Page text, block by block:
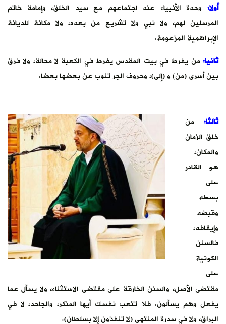
أولا: وحدة الأنبياء عند اجتماعهم مع سيد الخلق، وإمامة خاتم
المرسلين لهم، ولا نبي ولا تشريع من بعده، ولا مكانة للديانة
الإبراهمية المزعومة.
ثانيا:من يفرط في بيت المقدس يفرط في الكعبة لا محالة، ولا فرق
بين أسرى (من) و (إلى)، وحروف الجر تنوب عن بعضها بعضا.
ثالثا: من
خلق الزمان
والمكان،
هو القادر
على
بسطه
وقبضه
وإيقافه،
فالسنن
الكونية
على
مقتضى الأصل، والسنن الخارقة على مقتضى الاستثناء، ولا يسأل عما
يفعل وهم يسألون. فلا تتعب نفسك أيها المنكر، والجاحد، لا في
البراق، ولا في سدرة المنتهى (لا تنفذون إلا بسلطان).